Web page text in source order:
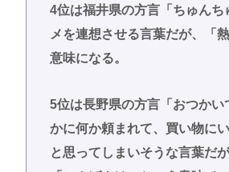
4位は福井県の方言「ちゅんち
メを連想させる言葉だが、「
意味になる。
5位は長野県の方言「おつかい
かに何か頼まれて、買い物に
と思ってしまいそうな言葉だ